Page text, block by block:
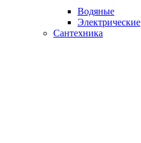
Водяные
Электрические
Сантехника